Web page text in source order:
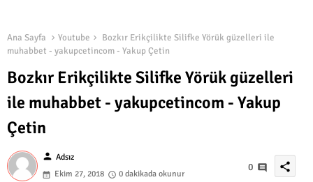
Ana Sayfa Youtube
Bozkır Erikçilikte Silifke Yörük güzelleri ile
muhabbet - yakupcetincom - Yakup Çetin
Bozkır Erikçilikte Silifke Yörük güzelleri
ile muhabbet - yakupcetincom - Yakup
Çetin
person Adsız
Ekim 27, 2018
0 dakikada okunur
0 share